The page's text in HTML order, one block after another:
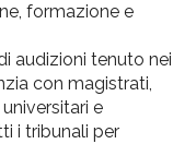
formazione e
audizioni tenuto nei
con magistrati,
e
i tribunali per